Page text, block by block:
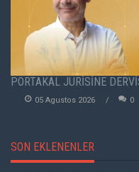
PORTAKAL JÜRİSİNE
05 Agustos 2026 0
SON EKLENENLER